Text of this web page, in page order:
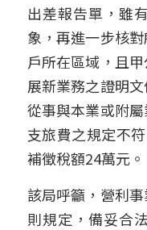
出差報告單，雖
象，再進一步核
戶所在區域，且
展新業務之證明
從事與本業或附
支旅費之規定不
補徵稅額24萬元。
該局呼籲，營利
則規定，備妥合